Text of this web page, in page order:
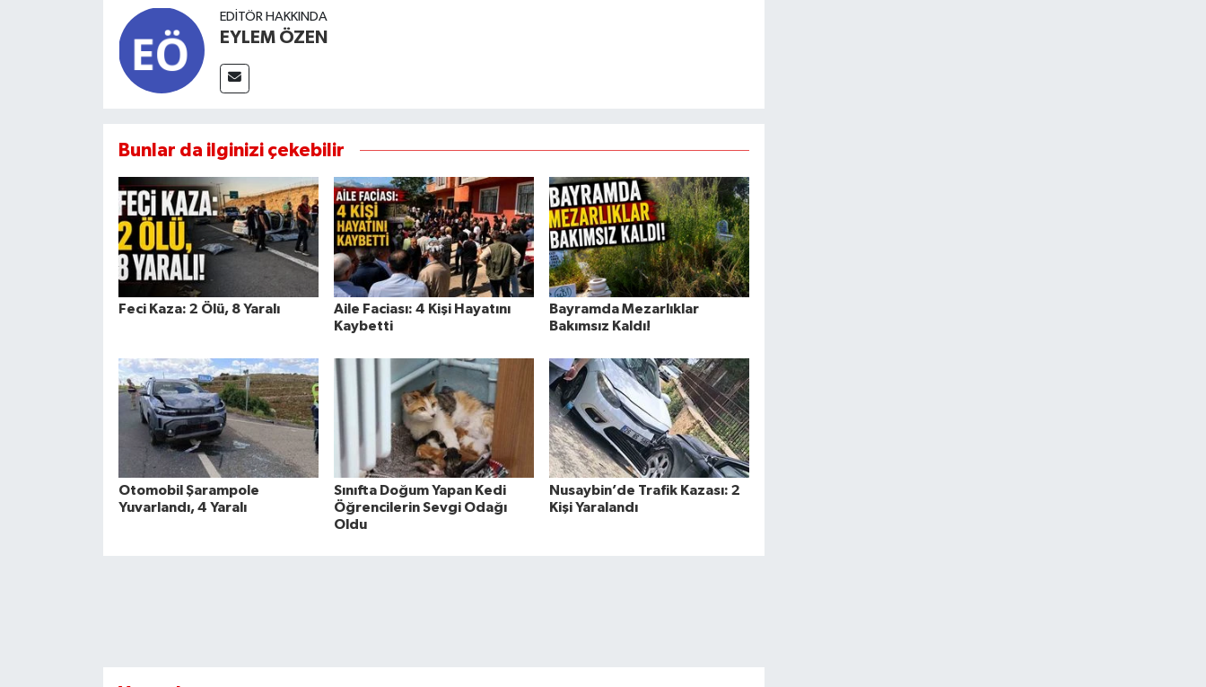
EDITÖR HAKKINDA
EYLEM ÖZEN
Bunlar da ilginizi çekebilir
Feci Kaza: 2 Ölü, 8 Yaralı
Aile Faciası: 4 Kişi Hayatını
Kaybetti
Bayramda Mezarlıklar
Bakımsız Kaldı!
Otomobil Şarampole
Yuvarlandı, 4 Yaralı
Sınıfta Doğum Yapan Kedi
Öğrencilerin Sevgi Odağı
Oldu
Nusaybin’de Trafik Kazası: 2
Kişi Yaralandı